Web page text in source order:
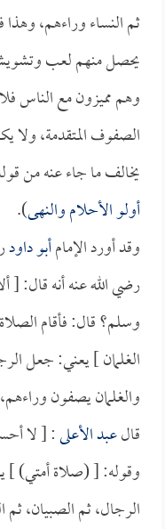
ثم النساء وراءهم، وهذا
يحصل منهم لعب وتشويش
وهم مميزون مع الناس
الصفوف المتقدمة، ولا
يخالف ما جاء عنه من
أولو الأحلام والنهى).
وقد أورد الإمامأبو داود
رضي الله عنه أنه قال: [
وسلم؟ قال: فأقام
الغلمان ] يعني: جعل
والغلمان يصفون
قالعبد الأعلى: [ لا
وقوله: [ (صلاة أمتي) ]
الرجال، ثم الصبيان،